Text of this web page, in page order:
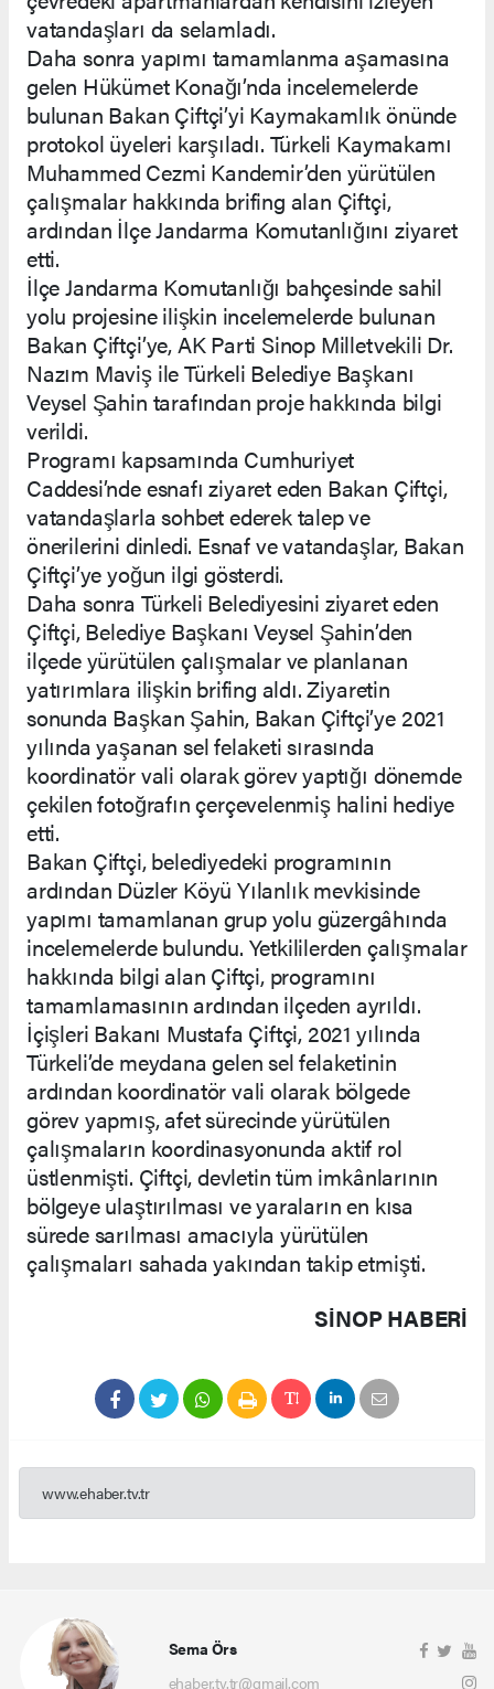
vatandaşları da selamladı.
Daha sonra yapımı tamamlanma aşamasına
gelen Hükümet Konağı’nda incelemelerde
bulunan Bakan Çiftçi’yi Kaymakamlık önünde
protokol üyeleri karşıladı. Türkeli Kaymakamı
Muhammed Cezmi Kandemir’den yürütülen
çalışmalar hakkında brifing alan Çiftçi,
ardından İlçe Jandarma Komutanlığını ziyaret
etti.
İlçe Jandarma Komutanlığı bahçesinde sahil
yolu projesine ilişkin incelemelerde bulunan
Bakan Çiftçi’ye, AK Parti Sinop Milletvekili Dr.
Nazım Maviş ile Türkeli Belediye Başkanı
Veysel Şahin tarafından proje hakkında bilgi
verildi.
Programı kapsamında Cumhuriyet
Caddesi’nde esnafı ziyaret eden Bakan Çiftçi,
vatandaşlarla sohbet ederek talep ve
önerilerini dinledi. Esnaf ve vatandaşlar, Bakan
Çiftçi’ye yoğun ilgi gösterdi.
Daha sonra Türkeli Belediyesini ziyaret eden
Çiftçi, Belediye Başkanı Veysel Şahin’den
ilçede yürütülen çalışmalar ve planlanan
yatırımlara ilişkin brifing aldı. Ziyaretin
sonunda Başkan Şahin, Bakan Çiftçi’ye 2021
yılında yaşanan sel felaketi sırasında
koordinatör vali olarak görev yaptığı dönemde
çekilen fotoğrafın çerçevelenmiş halini hediye
etti.
Bakan Çiftçi, belediyedeki programının
ardından Düzler Köyü Yılanlık mevkisinde
yapımı tamamlanan grup yolu güzergâhında
incelemelerde bulundu. Yetkililerden çalışmalar
hakkında bilgi alan Çiftçi, programını
tamamlamasının ardından ilçeden ayrıldı.
İçişleri Bakanı Mustafa Çiftçi, 2021 yılında
Türkeli’de meydana gelen sel felaketinin
ardından koordinatör vali olarak bölgede
görev yapmış, afet sürecinde yürütülen
çalışmaların koordinasyonunda aktif rol
üstlenmişti. Çiftçi, devletin tüm imkânlarının
bölgeye ulaştırılması ve yaraların en kısa
sürede sarılması amacıyla yürütülen
çalışmaları sahada yakından takip etmişti.
SINOP HABERİ
www.ehaber.tv.tr
Sema Örs
ehaber.tv.tr@gmail.com